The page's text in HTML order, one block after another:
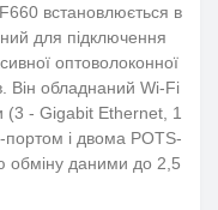
встановлюється в
для підключення
оптоволоконної
Він обладнаний Wi-Fi
- Gigabit Ethernet, 1
і двома POTS-
обміну даними до 2,5